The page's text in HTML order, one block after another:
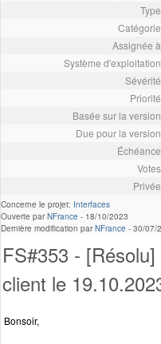
Type
Catégorie
Assignée à
Système d'exploitation
Sévérité
Priorité
Basée sur la version
Due pour la version
Échéance
Votes
Privée
Concerne le projet: Interfaces
Ouverte parNFrance - 18/10/2023
Dernière modification parNFrance - 30/07/
FS#353 -
client le
Bonsoir,